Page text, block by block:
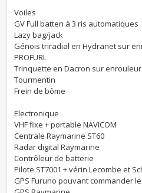
Voiles
GV Full batten à 3 ris automatiques
Lazy bag/jack
Génois triradial en Hydranet sur
PROFURL
Trinquette en Dacron sur enrouleur
Tourmentin
Frein de bôme
Electronique
VHF fixe + portable NAVICOM
Centrale Raymarine ST60
Radar digital Raymarine
Contrôleur de batterie
Pilote ST7001 + vérin Lecombe et
GPS Furuno pouvant commander